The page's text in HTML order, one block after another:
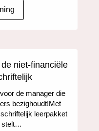
niet-financiële
de manager die
bezighoudt!Met
leerpakket
stelt…